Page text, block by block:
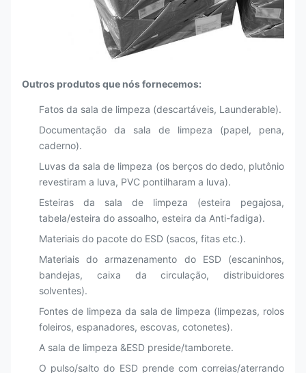
Outros produtos que nós fornecemos:
Fatos da sala de limpeza (descartáveis, Launderable).
Documentação da sala de limpeza (papel, pena,
caderno).
Luvas da sala de limpeza (os berços do dedo, plutônio
revestiram a luva, PVC pontilharam a luva).
Esteiras da sala de limpeza (esteira pegajosa,
tabela/esteira do assoalho, esteira da Anti-fadiga).
Materiais do pacote do ESD (sacos, fitas etc.).
Materiais do armazenamento do ESD (escaninhos,
bandejas, caixa da circulação, distribuidores
solventes).
Fontes de limpeza da sala de limpeza (limpezas, rolos
foleiros, espanadores, escovas, cotonetes).
A sala de limpeza &ESD preside/tamborete.
O pulso/salto do ESD prende com correias/aterrando